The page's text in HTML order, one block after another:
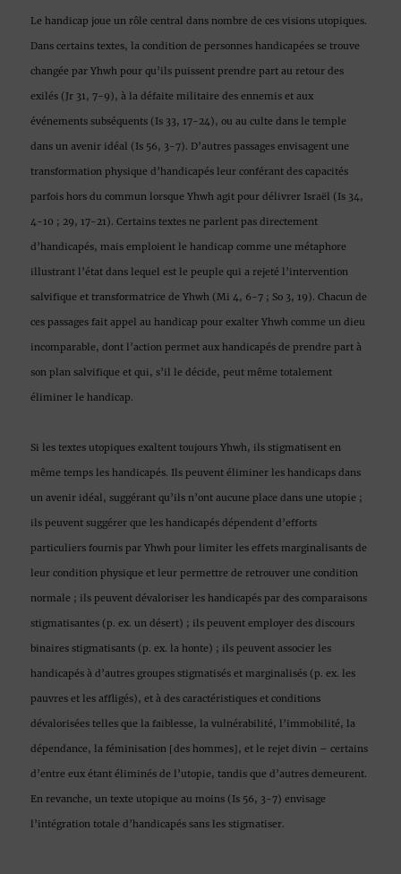
Le handicap joue un rôle central dans nombre de ces visions utopiques.
Dans certains textes, la condition de personnes handicapées se trouve
changée par Yhwh pour qu’ils puissent prendre part au retour des
exilés (Jr 31, 7-9), à la défaite militaire des ennemis et aux
événements subséquents (Is 33, 17-24), ou au culte dans le temple
dans un avenir idéal (Is 56, 3-7). D’autres passages envisagent une
transformation physique d’handicapés leur conférant des capacités
parfois hors du commun lorsque Yhwh agit pour délivrer Israël (Is 34,
4-10 ; 29, 17-21). Certains textes ne parlent pas directement
d’handicapés, mais emploient le handicap comme une métaphore
illustrant l’état dans lequel est le peuple qui a rejeté l’intervention
salvifique et transformatrice de Yhwh (Mi 4, 6-7 ; So 3, 19). Chacun de
ces passages fait appel au handicap pour exalter Yhwh comme un dieu
incomparable, dont l’action permet aux handicapés de prendre part à
son plan salvifique et qui, s’il le décide, peut même totalement
éliminer le handicap.
Si les textes utopiques exaltent toujours Yhwh, ils stigmatisent en
même temps les handicapés. Ils peuvent éliminer les handicaps dans
un avenir idéal, suggérant qu’ils n’ont aucune place dans une utopie ;
ils peuvent suggérer que les handicapés dépendent d’efforts
particuliers fournis par Yhwh pour limiter les effets marginalisants de
leur condition physique et leur permettre de retrouver une condition
normale ; ils peuvent dévaloriser les handicapés par des comparaisons
stigmatisantes (p. ex. un désert) ; ils peuvent employer des discours
binaires stigmatisants (p. ex. la honte) ; ils peuvent associer les
handicapés à d’autres groupes stigmatisés et marginalisés (p. ex. les
pauvres et les affligés), et à des caractéristiques et conditions
dévalorisées telles que la faiblesse, la vulnérabilité, l’immobilité, la
dépendance, la féminisation [des hommes], et le rejet divin – certains
d’entre eux étant éliminés de l’utopie, tandis que d’autres demeurent.
En revanche, un texte utopique au moins (Is 56, 3-7) envisage
l’intégration totale d’handicapés sans les stigmatiser.